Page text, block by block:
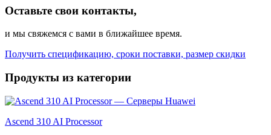
Оставьте свои контакты,
и мы свяжемся с вами в ближайшее время.
Получить спецификацию, сроки поставки, размер скидки
Продукты из категории
Ascend 310 AI Processor